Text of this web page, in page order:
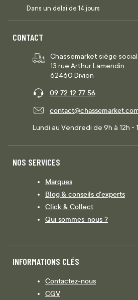
Dans un délai de 14 jours
CONTACT
Chassemarket siège social
13 rue Arthur Lamendin
62460 Divion
09 72 12 77 56
Lundi au Vendredi de 9h à 12h -
NOS SERVICES
Marques
Blog & conseils d'experts
Click & Collect
Qui sommes-nous ?
INFORMATIONS CLÉS
Contactez-nous
CGV